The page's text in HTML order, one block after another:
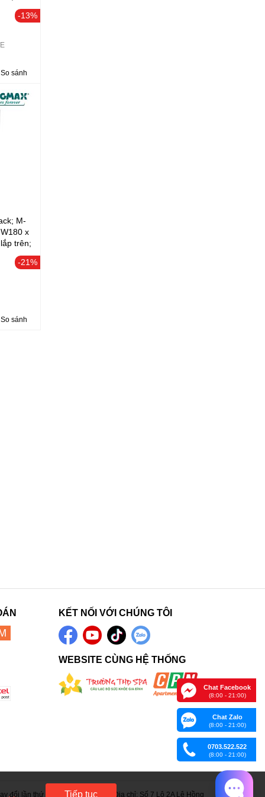
Tiếp tục
-13%
So sánh
M-
x
trên;
-21%
So sánh
KẾT NỐI VỚI CHÚNG TÔI
WEBSITE CÙNG HỆ THỐNG
đổi lần thứ 15 ngày 05/06/2023. Địa chỉ: Số 7 Lô 2A Lê Hồng
Chat Facebook
(8:00 - 21:00)
Chat Zalo
(8:00 - 21:00)
0703.522.522
(8:00 - 21:00)